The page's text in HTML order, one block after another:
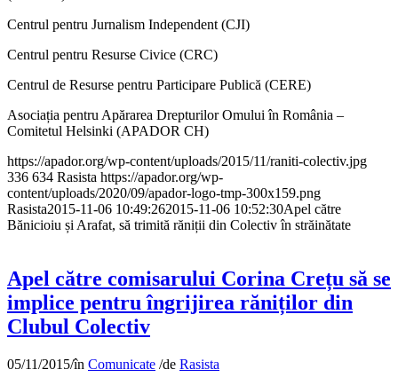
Centrul pentru Jurnalism Independent (CJI)
Centrul pentru Resurse Civice (CRC)
Centrul de Resurse pentru Participare Publică (CERE)
Asociația pentru Apărarea Drepturilor Omului în România –
Comitetul Helsinki (APADOR CH)
https://apador.org/wp-content/uploads/2015/11/raniti-colectiv.jpg
336 634 Rasista https://apador.org/wp-
content/uploads/2020/09/apador-logo-tmp-300x159.png
Rasista2015-11-06 10:49:262015-11-06 10:52:30Apel către
Bănicioiu și Arafat, să trimită răniții din Colectiv în străinătate
Apel către comisarului Corina Crețu să se
implice pentru îngrijirea răniților din
Clubul Colectiv
05/11/2015/în Comunicate /de Rasista